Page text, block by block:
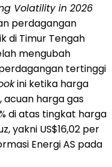
Volatility in 2026
perdagangan
di Timur Tengah
mengubah
tertinggi
ini ketika harga
acuan harga gas
di atas tingkat harga
yakni US$16,02 per
Energi AS pada